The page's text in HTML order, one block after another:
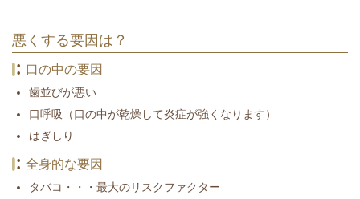
悪くする要因は？
口の中の要因
歯並びが悪い
口呼吸（口の中が乾燥して炎症が強くなります）
はぎしり
全身的な要因
タバコ・・・最大のリスクファクター